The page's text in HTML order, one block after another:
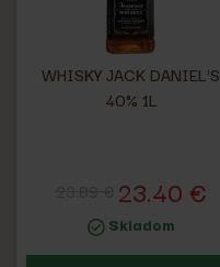
WHISKY JACK DANIEL'S
40% 1L
23.40 €
Skladom